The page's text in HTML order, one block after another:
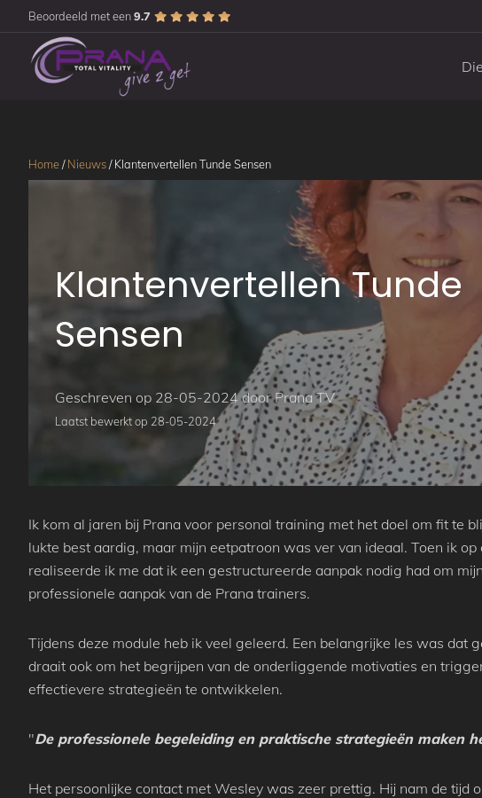
Beoordeeld met een9.7
Home/ Nieuws/ Klantenvertellen Tunde Sensen
Klantenvertellen Tunde
Sensen
Geschreven op 28-05-2024 door Prana TV
Laatst bewerkt op 28-05-2024
Ik kom al jaren bij Prana voor personal training met het doel om fit te
lukte best aardig, maar mijn eetpatroon was ver van ideaal. Toen ik
realiseerde ik me dat ik een gestructureerde aanpak nodig had om
professionele aanpak van de Prana trainers.
Tijdens deze module heb ik veel geleerd. Een belangrijke les was
draait ook om het begrijpen van de onderliggende motivaties en
effectievere strategieën te ontwikkelen.
"De professionele begeleiding en praktische strategieën maken
Het persoonlijke contact met Wesley was zeer prettig. Hij nam de tijd